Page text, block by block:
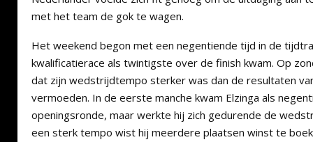
met het team de gok te wagen.
Het weekend begon met een negentiende tijd in de
kwalificatierace als twintigste over de finish kwam. Op
dat zijn wedstrijdtempo sterker was dan de resultaten
vermoeden. In de eerste manche kwam Elzinga als
openingsronde, maar werkte hij zich gedurende de
een sterk tempo wist hij meerdere plaatsen winst te